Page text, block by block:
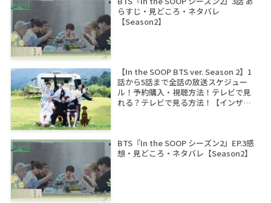
らすじ・見どころ・ネタバレ
【Season2】
【In the SOOP BTS ver. Season 2】1
話から5話まで全話の放送スケジュー
ル！予約購入・視聴方法！テレビで見
れる？テレビで見る方法！【インザス
BTS『In the SOOP シーズン2』EP.3感
想・見どころ・ネタバレ【Season2】